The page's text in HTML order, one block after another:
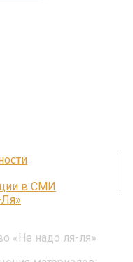
«Не надо ля-ля»
в СМИ